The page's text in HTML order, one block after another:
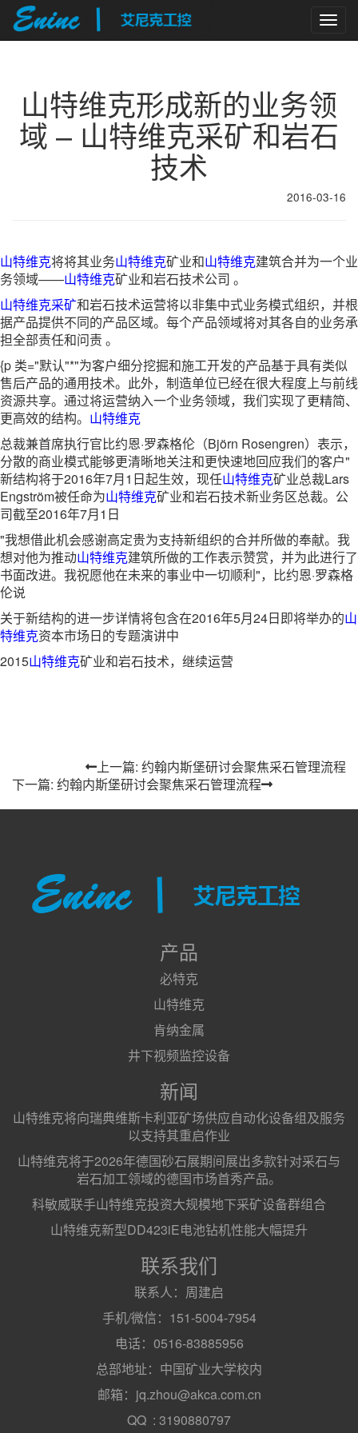
山特维克形成新的业务领
域 – 山特维克采矿和岩石
技术
2016-03-16
山特维克将将其业务山特维克矿业和山特维克建筑合并为一个业
务领域——山特维克矿业和岩石技术公司 。
山特维克采矿和岩石技术运营将以非集中式业务模式组织，并根
据产品提供不同的产品区域。每个产品领域将对其各自的业务承
担全部责任和问责 。
{p 类="默认"*"为客户细分挖掘和施工开发的产品基于具有类似
售后产品的通用技术。此外，制造单位已经在很大程度上与前线
资源共享。通过将运营纳入一个业务领域，我们实现了更精简、
更高效的结构。 山特维克
总裁兼首席执行官比约恩·罗森格伦（Björn Rosengren）表示，
分散的商业模式能够更清晰地关注和更快速地回应我们的客户"
新结构将于2016年7月1日起生效，现任山特维克矿业总裁Lars
Engström被任命为山特维克矿业和岩石技术新业务区总裁。公
司截至2016年7月1日
"我想借此机会感谢高定贵为支持新组织的合并所做的奉献。我
想对他为推动山特维克建筑所做的工作表示赞赏，并为此进行了
书面改进。我祝愿他在未来的事业中一切顺利"，比约恩·罗森格
伦说
关于新结构的进一步详情将包含在2016年5月24日即将举办的山
特维克资本市场日的专题演讲中
2015山特维克矿业和岩石技术，继续运营
上一篇: 约翰内斯堡研讨会聚焦采石管理流程
下一篇: 约翰内斯堡研讨会聚焦采石管理流程
产品
必特克
山特维克
肯纳金属
井下视频监控设备
新闻
山特维克将向瑞典维斯卡利亚矿场供应自动化设备组及服务
以支持其重启作业
山特维克将于2026年德国砂石展期间展出多款针对采石与
岩石加工领域的德国市场首秀产品。
科敏威联手山特维克投资大规模地下采矿设备群组合
山特维克新型DD423iE电池钻机性能大幅提升
联系我们
联系人：周建启
手机/微信：151-5004-7954
电话：0516-83885956
总部地址：中国矿业大学校内
邮箱：jq.zhou@akca.com.cn
QQ : 3190880797